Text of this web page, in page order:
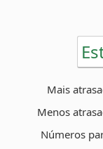
Mais
Menos
Números